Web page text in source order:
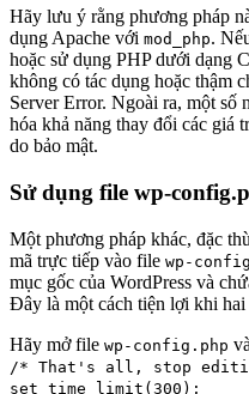
Hãy lưu ý rằng phương pháp
dụng Apache với mod_php.
hoặc sử dụng PHP dưới dạng
không có tác dụng hoặc thậm
Server Error. Ngoài ra, một số
hóa khả năng thay đổi các giá
do bảo mật.
Sử dụng file wp-
Một phương pháp khác, đặc
mã trực tiếp vào file wp-
mục gốc của WordPress và
Đây là một cách tiện lợi khi
Hãy mở file wp-config.php
/* That's all, stop
set_time_limit(300);